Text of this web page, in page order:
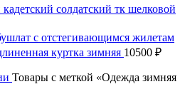
солдатский тк шелковой
с отстегивающимся жилетам
куртка зимняя 10500 ₽
Товары с меткой «Одежда зимняя